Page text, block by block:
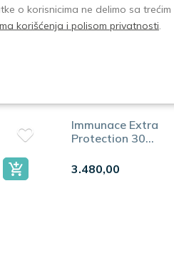
Immunace Extra
Protection 30
3.480,00
o korisnicima ne delimo sa trećim
korišćenja i polisom privatnosti